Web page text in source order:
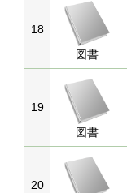
18
図書
19
図書
20